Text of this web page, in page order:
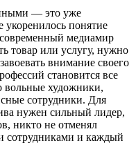
— это уже
понятие
современный медиамир
товар или услугу, нужно
внимание своего
становится все
вольные художники,
сотрудники. Для
нужен сильный лидер,
никто не отменял
сотрудниками и каждый